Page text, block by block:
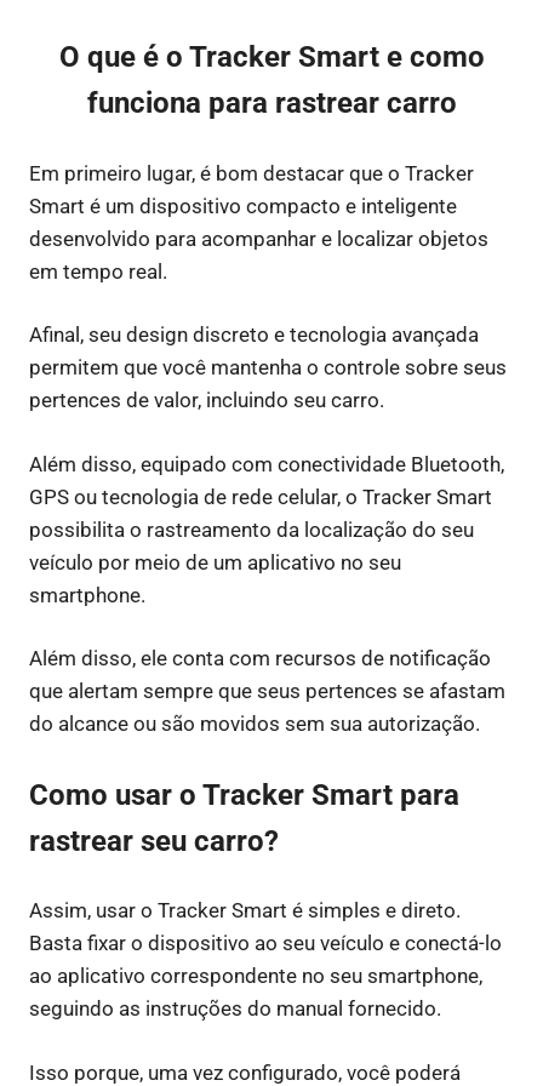
O que é o Tracker Smart e como
funciona para rastrear carro
Em primeiro lugar, é bom destacar que o Tracker
Smart é um dispositivo compacto e inteligente
desenvolvido para acompanhar e localizar objetos
em tempo real.
Afinal, seu design discreto e tecnologia avançada
permitem que você mantenha o controle sobre seus
pertences de valor, incluindo seu carro.
Além disso, equipado com conectividade Bluetooth,
GPS ou tecnologia de rede celular, o Tracker Smart
possibilita o rastreamento da localização do seu
veículo por meio de um aplicativo no seu
smartphone.
Além disso, ele conta com recursos de notificação
que alertam sempre que seus pertences se afastam
do alcance ou são movidos sem sua autorização.
Como usar o Tracker Smart para
rastrear seu carro?
Assim, usar o Tracker Smart é simples e direto.
Basta fixar o dispositivo ao seu veículo e conectá-lo
ao aplicativo correspondente no seu smartphone,
seguindo as instruções do manual fornecido.
Isso porque, uma vez configurado, você poderá